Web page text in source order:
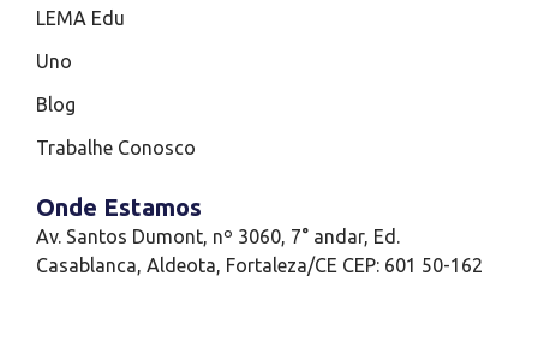
LEMA Edu
Uno
Blog
Trabalhe Conosco
Onde Estamos
Av. Santos Dumont, nº 3060, 7° andar, Ed.
Casablanca, Aldeota, Fortaleza/CE CEP: 601 50-162